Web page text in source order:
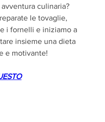
culinaria?
le tovaglie,
i fornelli e iniziamo a
insieme una dieta
e motivante!